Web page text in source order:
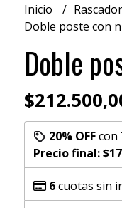
Inicio
Doble poste con
Doble
20% OFFcon
Precio final:
6cuotas sin